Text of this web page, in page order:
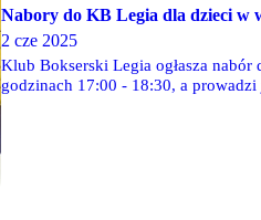
Nabory do KB Legia dla dzieci w
2 cze 2025
Klub Bokserski Legia ogłasza
godzinach 17:00 - 18:30, a